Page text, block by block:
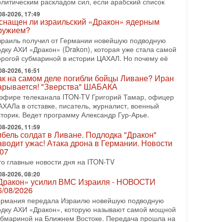
2026, 08:42
отменил удар по Ирану - НОВОСТИ
08/2026
США Дональд Трамп сегодня заявил об
подготовленного удара по Ирану после
Тегерана и других стран региона. По его
2026, 17:50
голос» Израиля: кто заберет его на этот
русскоязычных репатриантов не раз кардинально
политический ландшафт Израиля. Достаточно
взлет партии «Исраэль ба-алия», когда
2026, 17:00
закрытых дверей: о чём на самом деле
Трамп и Нетаньяху?
визит премьер-министра Израиля Биньямина
в США и его встреча с Дональдом Трампом
больше вопросов, чем ответов. Полная
07-2026, 15:18
готовит покушение на Нетаниягу! Трамп не
эскалации, но КСИР готовит взрыв!
телеканала ITON-TV СЕРГЕЙ МИГДАЛЬ,
2026, 17:49
ли израильский «Дракон» ядерным
получил от Германии новейшую подводную
АХИ «Дракон» (Drakon), которая уже стала самой
субмариной в истории ЦАХАЛ. Но почему её
2026, 16:51
на самом деле погибли бойцы Ливане? Иран
"Зверства" ШАБАКА
телеканала ITON-TV Григорий Тамар, офицер
в отставке, писатель, журналист, военный
Ведет программу Александр Гур-Арье.
2026, 11:59
солдат в Ливане. Подлодка "Дракон"
ужас! Атака дрона в Германии. Новости
главные новости дня на ITON-TV
2026, 08:20
усилил ВМС Израиля - НОВОСТИ
08/2026
передала Израилю новейшую подводную
АХИ «Дракон», которую называют самой мощной
на Ближнем Востоке. Передача прошла на